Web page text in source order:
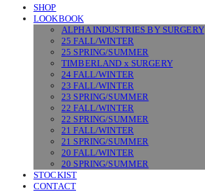
SHOP
LOOKBOOK
ALPHA INDUSTRIES BY SURGERY
25 FALL/WINTER
25 SPRING/SUMMER
TIMBERLAND x SURGERY
24 FALL/WINTER
23 FALL/WINTER
23 SPRING/SUMMER
22 FALL/WINTER
22 SPRING/SUMMER
21 FALL/WINTER
21 SPRING/SUMMER
20 FALL/WINTER
20 SPRING/SUMMER
STOCKIST
CONTACT